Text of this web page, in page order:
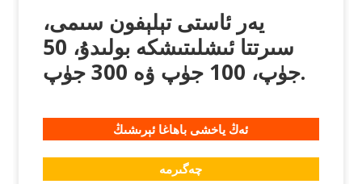
يەر ئاستى تېلېفون سىمى،
سىرتتا ئىشلىتىشكە بولىدۇ، 50
جۈپ، 100 جۈپ ۋە 300 جۈپ.
ئەڭ ياخشى باھاغا ئېرىشىڭ
چەگىرمە